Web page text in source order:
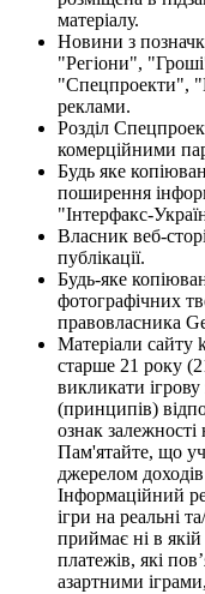
матеріалу.
Новини з
"Регіони",
"Спецпроекти",
реклами.
Розділ
комерційними
Будь яке
поширення
"Інтерфакс-
Власник веб-
публікації.
Будь-яке
фотографічних
правовласника
Матеріали сайту
старше 21 року
викликати
(принципів)
ознак залежності
Пам'ятайте, що
джерелом
Інформаційний
ігри на реальні
приймає ні в
платежів, які
азартними